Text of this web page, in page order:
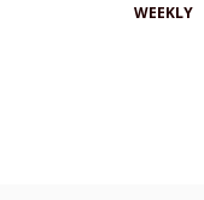
WEEKLY